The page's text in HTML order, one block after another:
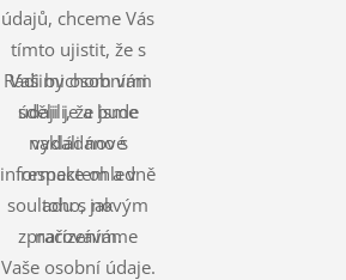
údajů, chceme Vás
tímto ujistit, že s
Vašimi osobními
údaji je a bude
nakládáno s
respektem a v
souladu s novým
nařízením.
Rádi bychom vám
sdělili, že jsme
vydali nové
informace ohledně
toho, jak
zpracováváme
Vaše osobní údaje.